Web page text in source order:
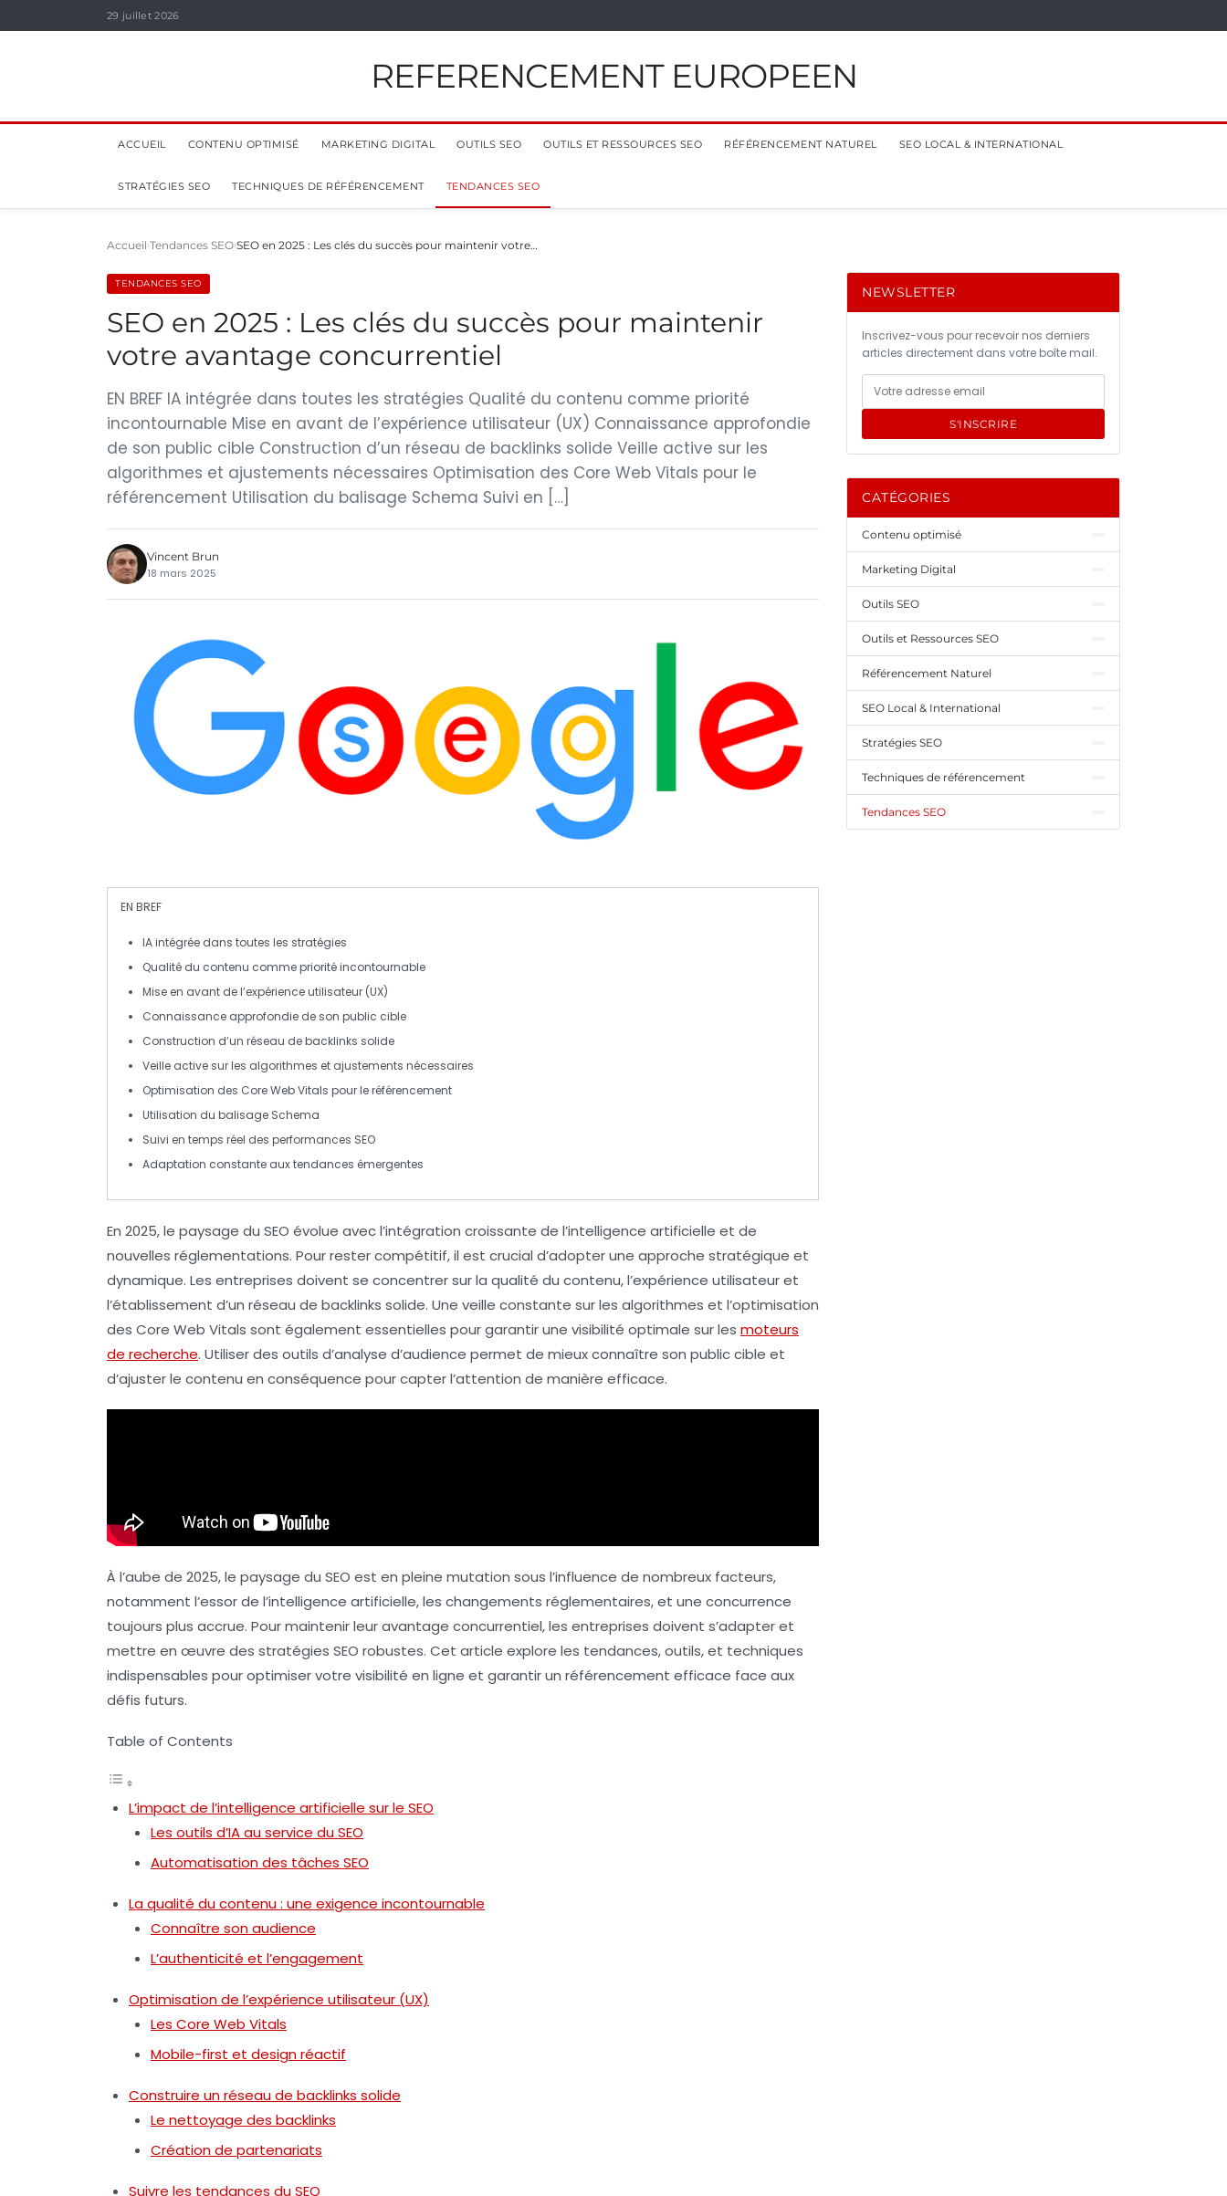
29 juillet 2026
REFERENCEMENT EUROPEEN
ACCUEIL CONTENU OPTIMISÉ MARKETING DIGITAL OUTILS SEO OUTILS ET RESSOURCES SEO RÉFÉRENCEMENT NATUREL SEO LOCAL & INTERNATIONAL
STRATÉGIES SEO TECHNIQUES DE RÉFÉRENCEMENT TENDANCES SEO
Accueil Tendances SEO SEO en 2025 : Les clés du succès pour maintenir votre…
TENDANCES SEO
SEO en 2025 : Les clés du succès pour maintenir
votre avantage concurrentiel
EN BREF IA intégrée dans toutes les stratégies Qualité du contenu comme priorité
incontournable Mise en avant de l’expérience utilisateur (UX) Connaissance approfondie
de son public cible Construction d’un réseau de backlinks solide Veille active sur les
algorithmes et ajustements nécessaires Optimisation des Core Web Vitals pour le
référencement Utilisation du balisage Schema Suivi en […]
Vincent Brun
18 mars 2025
EN BREF
IAintégrée dans toutes les stratégies
Qualité du contenu comme priorité incontournable
Mise en avant de l’expérience utilisateur (UX)
Connaissance approfondie de son public cible
Construction d’un réseau de backlinks solide
Veille active sur les algorithmes et ajustements nécessaires
Optimisation des Core Web Vitals pour le référencement
Utilisation du balisage Schema
Suivi en temps réel des performances SEO
Adaptation constante auxtendances émergentes
En 2025, le paysage du SEO évolue avec l’intégration croissante de l’intelligence artificielle et de
nouvelles réglementations. Pour rester compétitif, il est crucial d’adopter une approche stratégique et
dynamique. Les entreprises doivent se concentrer sur la qualité du contenu, l’expérience utilisateuret
l’établissement d’un réseau de backlinks solide. Une veille constante sur les algorithmes et l’optimisation
des Core Web Vitals sont également essentielles pour garantir une visibilité optimale sur les moteurs
de recherche. Utiliser des outils d’analyse d’audience permet de mieux connaître son public cible et
d’ajuster le contenu en conséquence pour capter l’attention de manière efficace.
À l’aube de 2025, le paysage du SEO est en pleine mutation sous l’influence de nombreux facteurs,
notamment l’essor de l’intelligence artificielle, les changements réglementaires, et une concurrence
toujours plus accrue. Pour maintenir leur avantage concurrentiel, les entreprises doivent s’adapter et
mettre en œuvre des stratégies SEO robustes. Cet article explore les tendances, outils, et techniques
indispensables pour optimiser votre visibilité en ligne et garantir un référencement efficace face aux
défis futurs.
Table of Contents
L’impact de l’intelligence artificielle sur le SEO
Les outils d’IA au service du SEO
Automatisation des tâches SEO
La qualité du contenu : une exigence incontournable
Connaître son audience
L’authenticité et l’engagement
Optimisation de l’expérience utilisateur (UX)
Les Core Web Vitals
Mobile-first et design réactif
Construire un réseau de backlinks solide
Le nettoyage des backlinks
Création de partenariats
Suivre les tendances du SEO
NEWSLETTER
Inscrivez-vous pour recevoir nos derniers
articles directement dans votre boîte mail.
S'INSCRIRE
CATÉGORIES
Contenu optimisé
Marketing Digital
Outils SEO
Outils et Ressources SEO
Référencement Naturel
SEO Local & International
Stratégies SEO
Techniques de référencement
Tendances SEO